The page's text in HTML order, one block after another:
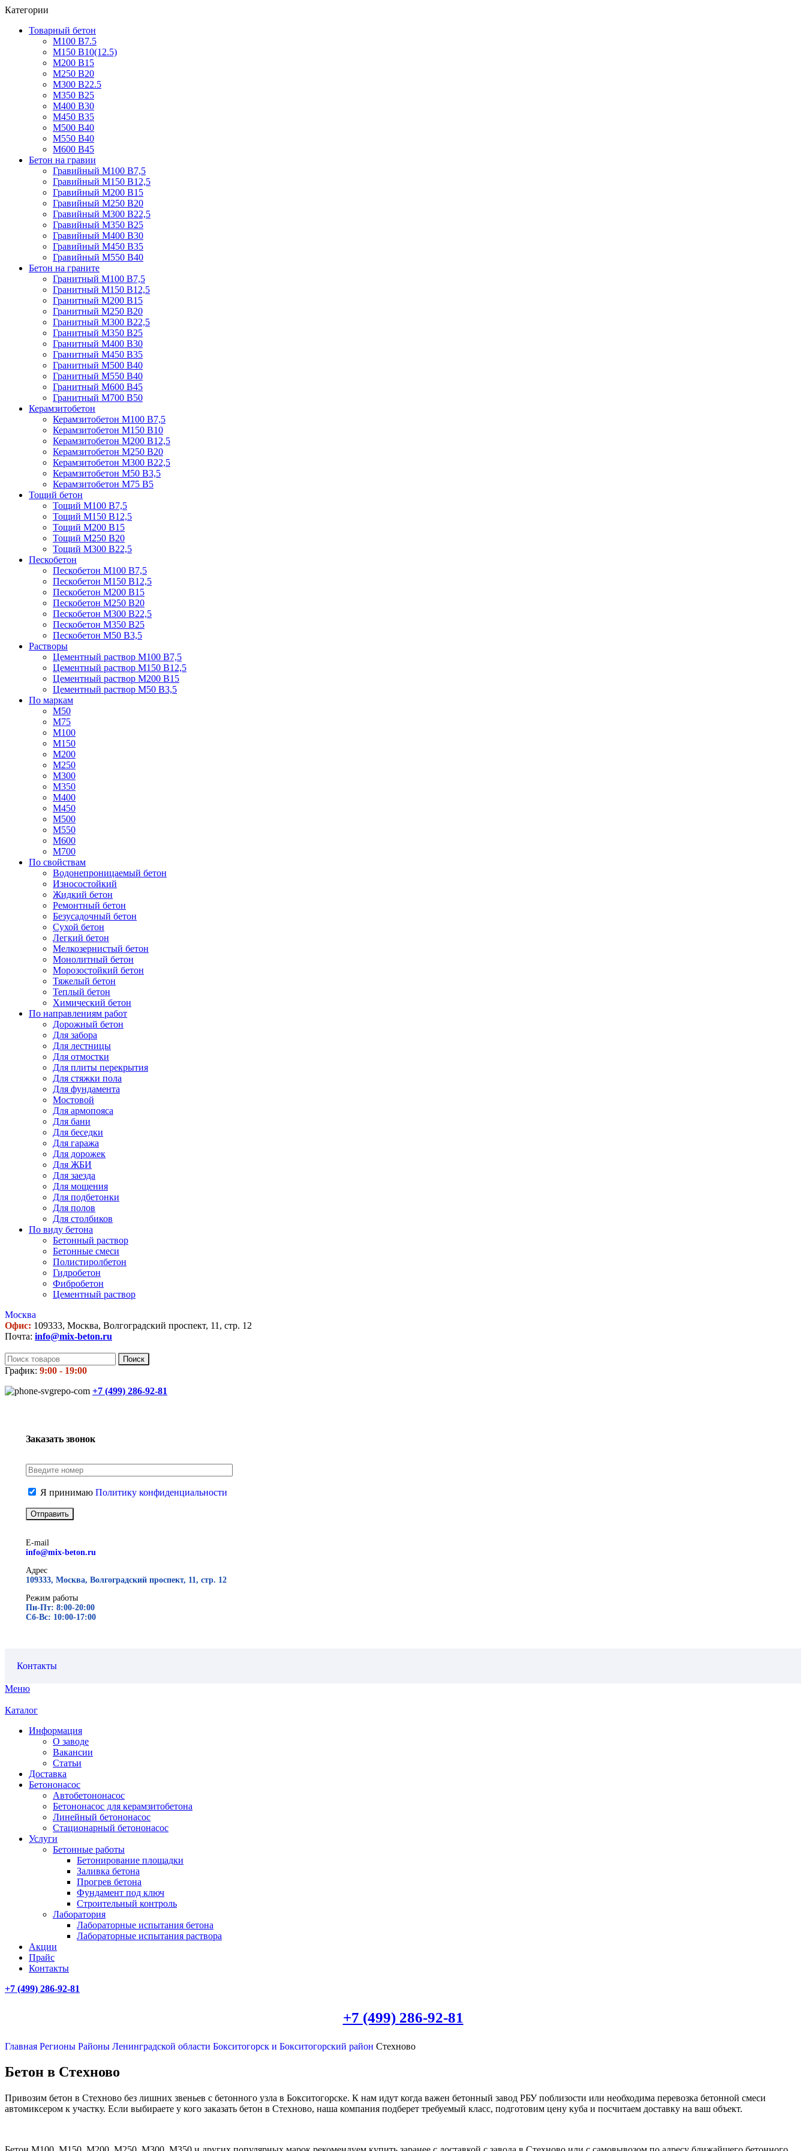
Категории
Товарный бетон
М100 В7.5
М150 В10(12.5)
М200 В15
М250 В20
М300 В22.5
М350 В25
М400 В30
М450 В35
М500 В40
М550 В40
М600 В45
Бетон на гравии
Гравийный М100 В7,5
Гравийный М150 В12,5
Гравийный М200 В15
Гравийный М250 В20
Гравийный М300 В22,5
Гравийный М350 В25
Гравийный М400 В30
Гравийный М450 В35
Гравийный М550 В40
Бетон на граните
Гранитный М100 В7,5
Гранитный М150 В12,5
Гранитный М200 В15
Гранитный М250 В20
Гранитный М300 В22,5
Гранитный М350 В25
Гранитный М400 В30
Гранитный М450 В35
Гранитный М500 В40
Гранитный М550 В40
Гранитный М600 В45
Гранитный М700 В50
Керамзитобетон
Керамзитобетон М100 В7,5
Керамзитобетон М150 В10
Керамзитобетон М200 В12,5
Керамзитобетон М250 В20
Керамзитобетон М300 В22,5
Керамзитобетон М50 В3,5
Керамзитобетон М75 В5
Тощий бетон
Тощий М100 В7,5
Тощий М150 В12,5
Тощий М200 В15
Тощий М250 В20
Тощий М300 В22,5
Пескобетон
Пескобетон М100 В7,5
Пескобетон М150 В12,5
Пескобетон М200 В15
Пескобетон М250 В20
Пескобетон М300 В22,5
Пескобетон М350 В25
Пескобетон М50 В3,5
Растворы
Цементный раствор М100 В7,5
Цементный раствор М150 В12,5
Цементный раствор М200 В15
Цементный раствор М50 В3,5
По маркам
М50
М75
М100
М150
М200
М250
М300
М350
М400
М450
М500
М550
М600
М700
По свойствам
Водонепроницаемый бетон
Износостойкий
Жидкий бетон
Ремонтный бетон
Безусадочный бетон
Сухой бетон
Легкий бетон
Мелкозернистый бетон
Монолитный бетон
Морозостойкий бетон
Тяжелый бетон
Теплый бетон
Химический бетон
По направлениям работ
Дорожный бетон
Для забора
Для лестницы
Для отмостки
Для плиты перекрытия
Для стяжки пола
Для фундамента
Мостовой
Для армопояса
Для бани
Для беседки
Для гаража
Для дорожек
Для ЖБИ
Для заезда
Для мощения
Для подбетонки
Для полов
Для столбиков
По виду бетона
Бетонный раствор
Бетонные смеси
Полистиролбетон
Гидробетон
Фибробетон
Цементный раствор
Москва
Офис: 109333, Москва, Волгоградский проспект, 11, стр. 12
Почта: info@mix-beton.ru
Поиск
График: 9:00 - 19:00
+7 (499) 286-92-81
Заказать звонок
Я принимаю Политику конфиденциальности
E-mail
info@mix-beton.ru
Адрес
109333, Москва, Волгоградский проспект, 11, стр. 12
Режим работы
Пн-Пт: 8:00-20:00
Сб-Вс: 10:00-17:00
Контакты
Меню
Каталог
Информация
О заводе
Вакансии
Статьи
Доставка
Бетононасос
Автобетононасос
Бетононасос для керамзитобетона
Линейный бетононасос
Стационарный бетононасос
Услуги
Бетонные работы
Бетонирование площадки
Заливка бетона
Прогрев бетона
Фундамент под ключ
Строительный контроль
Лаборатория
Лабораторные испытания бетона
Лабораторные испытания раствора
Акции
Прайс
Контакты
+7 (499) 286-92-81
+7 (499) 286-92-81
Главная Регионы Районы Ленинградской области Бокситогорск и Бокситогорский район Стехново
Бетон в Стехново
Привозим бетон в Стехново без лишних звеньев с бетонного узла в Бокситогорске. К нам идут когда важен бетонный завод РБУ поблизости или необходима перевозка бетонной смеси
автомиксером к участку. Если выбираете у кого заказать бетон в Стехново, наша компания подберет требуемый класс, подготовим цену куба и посчитаем доставку на ваш объект.